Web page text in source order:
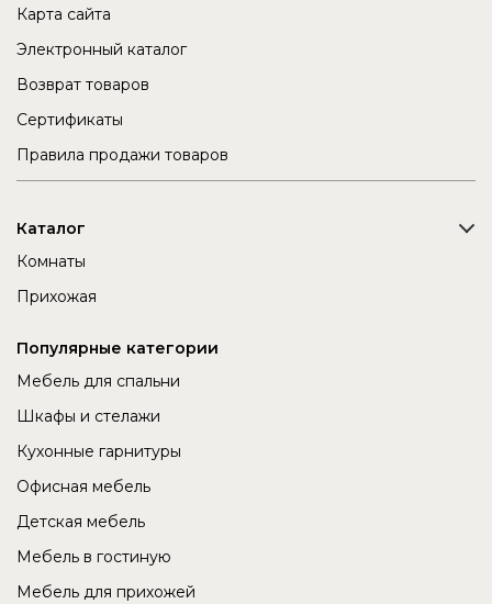
Карта сайта
Электронный каталог
Возврат товаров
Сертификаты
Правила продажи товаров
Каталог
Комнаты
Прихожая
Популярные категории
Мебель для спальни
Шкафы и стелажи
Кухонные гарнитуры
Офисная мебель
Детская мебель
Мебель в гостиную
Мебель для прихожей